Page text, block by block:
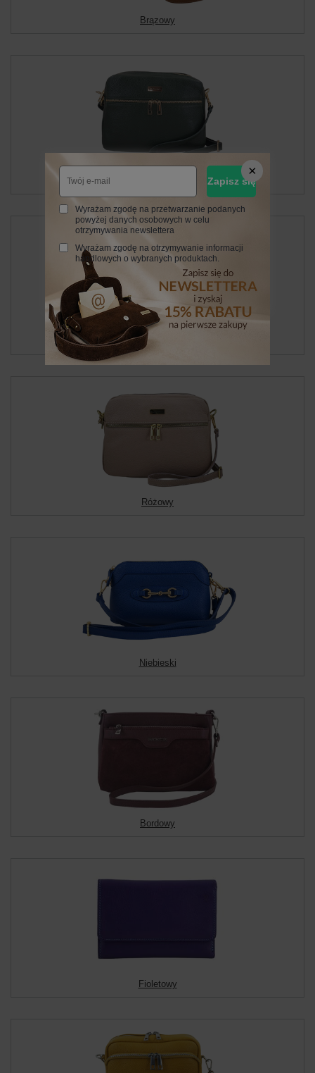
Brązowy
Fuksja
Różowy
Niebieski
Bordowy
Fioletowy
Zapisz się
Wyrażam zgodę na przetwarzanie podanych
powyżej danych osobowych w celu
otrzymywania newslettera
Wyrażam zgodę na otrzymywanie informacji
handlowych o wybranych produktach.